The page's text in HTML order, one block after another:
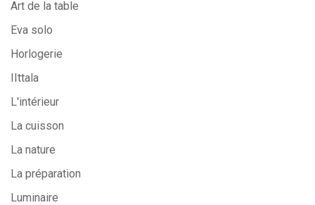
Art de la table
Eva solo
Horlogerie
IIttala
L'intérieur
La cuisson
La nature
La préparation
Luminaire